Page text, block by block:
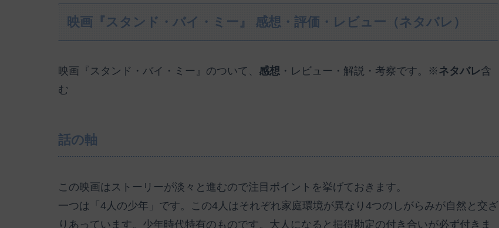
映画『スタンド・バイ・ミー』 感想・評価・レビュー（ネタバレ）
映画『スタンド・バイ・ミー』のついて、 感想 ・レビュー・解説・考察です。※ ネタバレ含
む
話の軸
この映画はストーリーが淡々と進むので注目ポイントを挙げておきます。
一つは「4人の少年」です。この4人はそれぞれ家庭環境が異なり4つのしがらみが自然と交ざ
りあっています。少年時代特有のものです。大人になると損得勘定の付き合いが必ず付きま